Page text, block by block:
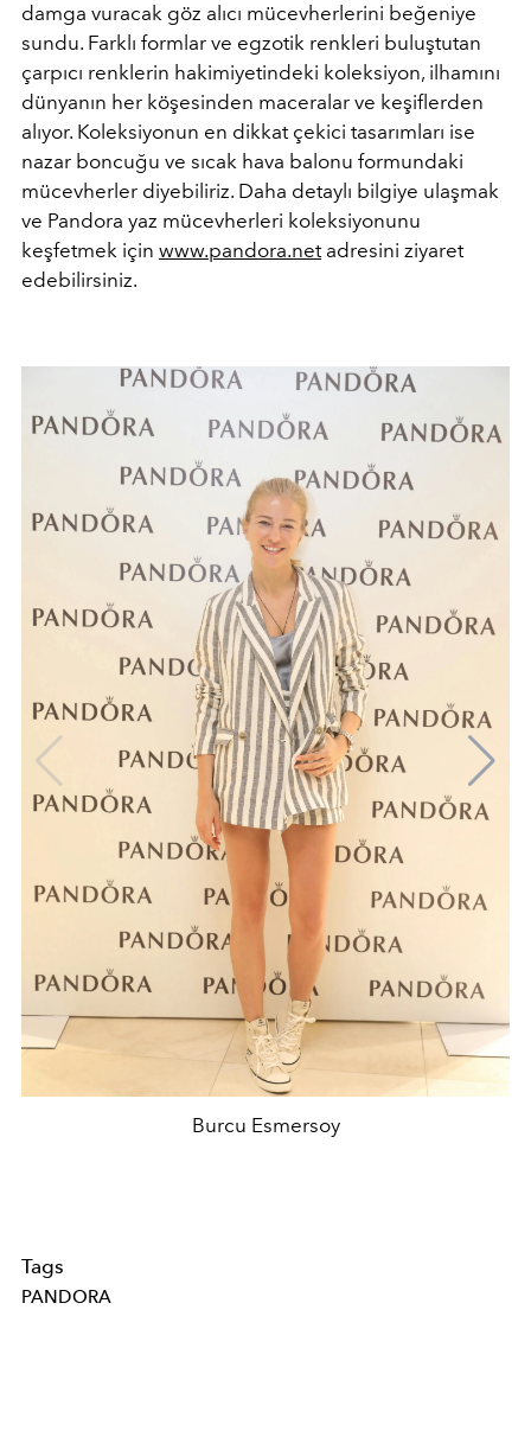
damga vuracak göz alıcı mücevherlerini beğeniye
sundu. Farklı formlar ve egzotik renkleri buluştutan
çarpıcı renklerin hakimiyetindeki koleksiyon, ilhamını
dünyanın her köşesinden maceralar ve keşiflerden
alıyor. Koleksiyonun en dikkat çekici tasarımları ise
nazar boncuğu ve sıcak hava balonu formundaki
mücevherler diyebiliriz. Daha detaylı bilgiye ulaşmak
ve Pandora yaz mücevherleri koleksiyonunu
keşfetmek için www.pandora.netadresini ziyaret
edebilirsiniz.
Burcu Esmersoy
Tags
PANDORA